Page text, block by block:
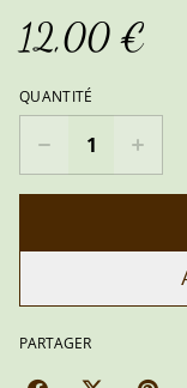
12,00 €
QUANTITÉ
PARTAGER